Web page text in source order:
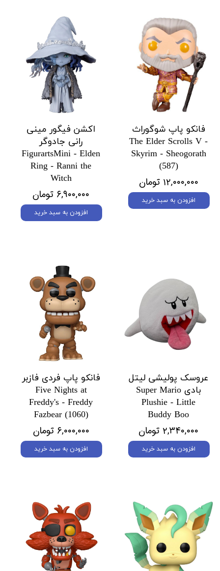
فانکو پاپ شوگوراث
The Elder Scrolls V -
Skyrim - Sheogorath
(587)
۱۲,۰۰۰,۰۰۰ تومان
افزودن به سبد خرید
اکشن فیگور مینی
رانی جادوگر
FigurartsMini - Elden
Ring - Ranni the
Witch
۶,۹۰۰,۰۰۰ تومان
افزودن به سبد خرید
عروسک پولیشی لیتل
بادی Super Mario
Plushie - Little
Buddy Boo
۲,۳۴۰,۰۰۰ تومان
افزودن به سبد خرید
فانکو پاپ فردی فازبر
Five Nights at
Freddy's - Freddy
Fazbear (1060)
۶,۰۰۰,۰۰۰ تومان
افزودن به سبد خرید